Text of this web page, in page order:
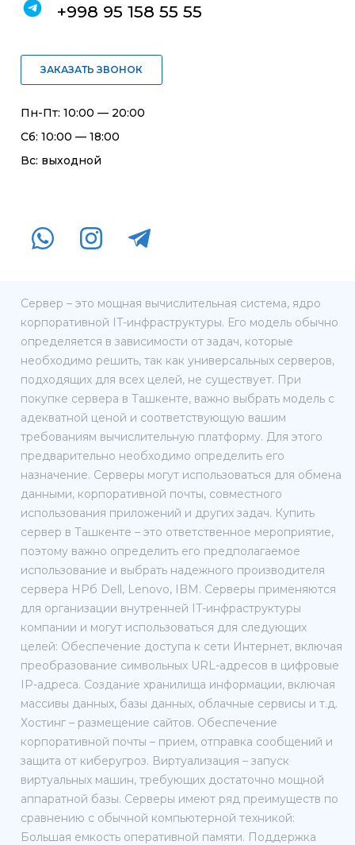
+998 95 158 55 55
ЗАКАЗАТЬ ЗВОНОК
Пн-Пт: 10:00 — 20:00
Сб: 10:00 — 18:00
Вс: выходной
Сервер – это мощная вычислительная система, ядро
корпоративной IT-инфраструктуры. Его модель обычно
определяется в зависимости от задач, которые
необходимо решить, так как универсальных серверов,
подходящих для всех целей, не существует. При
покупке сервера в Ташкенте, важно выбрать модель с
адекватной ценой и соответствующую вашим
требованиям вычислительную платформу. Для этого
предварительно необходимо определить его
назначение. Серверы могут использоваться для обмена
данными, корпоративной почты, совместного
использования приложений и других задач. Купить
сервер в Ташкенте – это ответственное мероприятие,
поэтому важно определить его предполагаемое
использование и выбрать надежного производителя
сервера HPб Dell, Lenovo, IBM. Серверы применяются
для организации внутренней IT-инфраструктуры
компании и могут использоваться для следующих
целей: Обеспечение доступа к сети Интернет, включая
преобразование символьных URL-адресов в цифровые
IP-адреса. Создание хранилища информации, включая
массивы данных, базы данных, облачные сервисы и т.д.
Хостинг – размещение сайтов. Обеспечение
корпоративной почты – прием, отправка сообщений и
защита от киберугроз. Виртуализация – запуск
виртуальных машин, требующих достаточно мощной
аппаратной базы. Серверы имеют ряд преимуществ по
сравнению с обычной компьютерной техникой:
Большая емкость оперативной памяти. Поддержка